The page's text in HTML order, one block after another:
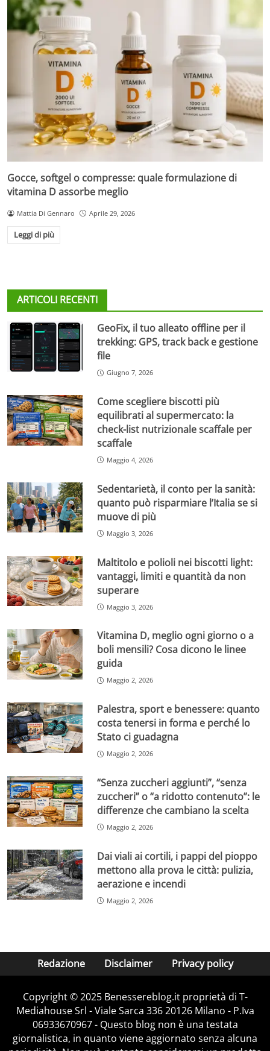
Gocce, softgel o compresse: quale formulazione di
vitamina D assorbe meglio
Mattia Di Gennaro Aprile 29, 2026
Leggi di più
ARTICOLI RECENTI
GeoFix, il tuo alleato offline per il
trekking: GPS, track back e gestione
file
Giugno 7, 2026
Come scegliere biscotti più
equilibrati al supermercato: la
check-list nutrizionale scaffale per
scaffale
Maggio 4, 2026
Sedentarietà, il conto per la sanità:
quanto può risparmiare l’Italia se si
muove di più
Maggio 3, 2026
Maltitolo e polioli nei biscotti light:
vantaggi, limiti e quantità da non
superare
Maggio 3, 2026
Vitamina D, meglio ogni giorno o a
boli mensili? Cosa dicono le linee
guida
Maggio 2, 2026
Palestra, sport e benessere: quanto
costa tenersi in forma e perché lo
Stato ci guadagna
Maggio 2, 2026
“Senza zuccheri aggiunti”, “senza
zuccheri” o “a ridotto contenuto”: le
differenze che cambiano la scelta
Maggio 2, 2026
Dai viali ai cortili, i pappi del pioppo
mettono alla prova le città: pulizia,
aerazione e incendi
Maggio 2, 2026
Redazione Disclaimer Privacy policy
Copyright © 2025 Benessereblog.it proprietà di T-
Mediahouse Srl - Viale Sarca 336 20126 Milano - P.Iva
06933670967 - Questo blog non è una testata
giornalistica, in quanto viene aggiornato senza alcuna